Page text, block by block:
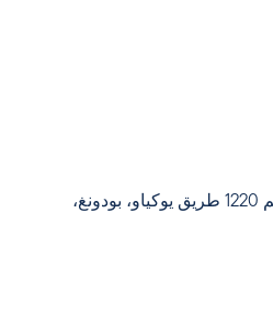
الغرفة 120، المبنى T3، رقم 1220 طريق يوكياو، بودونغ،